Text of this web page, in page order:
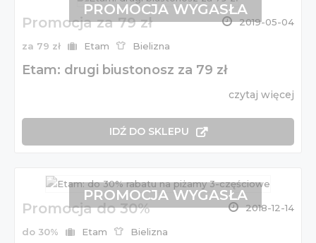
Promocja za 79 zł 2019-05-04
za 79 zł Etam Bielizna
Etam: drugi biustonosz za 79 zł
czytaj więcej
IDŹ DO SKLEPU
PROMOCJA WYGASŁA
Promocja do 30% 2018-12-14
do 30% Etam Bielizna
PROMOCJA WYGASŁA